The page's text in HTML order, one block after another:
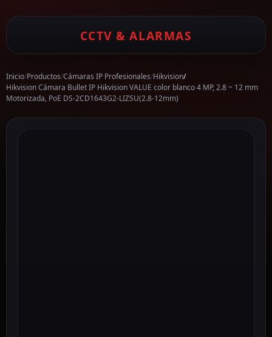
CCTV & ALARMAS
Inicio/Productos/Cámaras IP Profesionales/Hikvision/
Hikvision Cámara Bullet IP Hikvision VALUE color blanco 4 MP, 2.8 ~ 12 mm
Motorizada, PoE DS-2CD1643G2-LIZSU(2.8-12mm)